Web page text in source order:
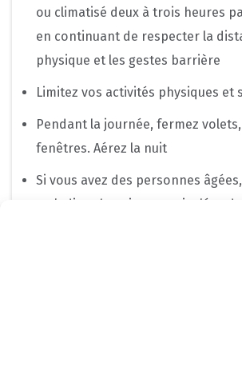
ou climatisé deux à trois heures
en continuant de respecter la
physique et les gestes barrière
Limitez vos activités physiques et
Pendant la journée, fermez
fenêtres. Aérez la nuit
Si vous avez des personnes
maladies chroniques ou isolées